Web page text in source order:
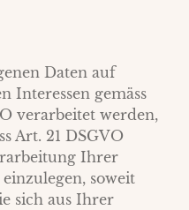
Daten auf
Interessen gemäss
verarbeitet werden,
Art. 21 DSGVO
Ihrer
soweit
sich aus Ihrer